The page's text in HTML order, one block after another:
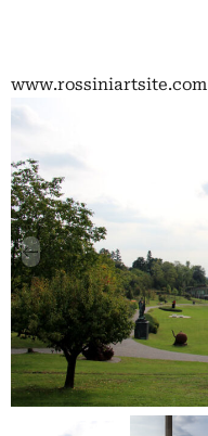
www.rossiniartsite.com